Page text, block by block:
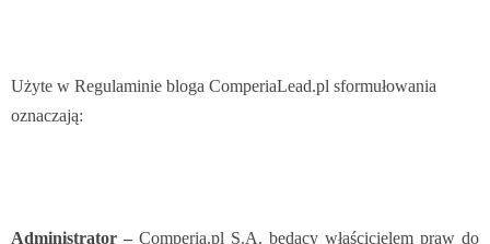
Użyte w Regulaminie bloga ComperiaLead.pl sformułowania
oznaczają:
Administrator – Comperia.pl S.A. będący właścicielem praw do